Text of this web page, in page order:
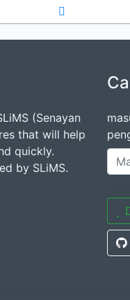
(Senayan
that will help
quickly.
by SLiMS.